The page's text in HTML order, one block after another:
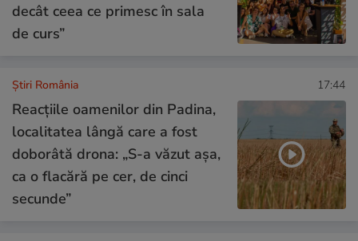
decât ceea ce primesc în sala
de curs”
Știri România 17:44
Reacțiile oamenilor din Padina,
localitatea lângă care a fost
doborâtă drona: „S-a văzut așa,
ca o flacără pe cer, de cinci
secunde”